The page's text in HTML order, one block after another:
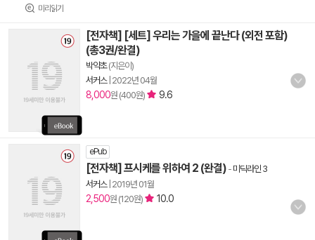
미리읽기
[전자책] [세트] 우리는 가을에 끝난다 (외전 포함)
(총3권/완결)
박약초(지은이)
서커스| 2022년 04월
8,000원 (400원) 9.6
ePub
[전자책] 프시케를 위하여 2 (완결) - 미딕라인 3
서커스| 2019년 01월
2,500원 (120원) 10.0